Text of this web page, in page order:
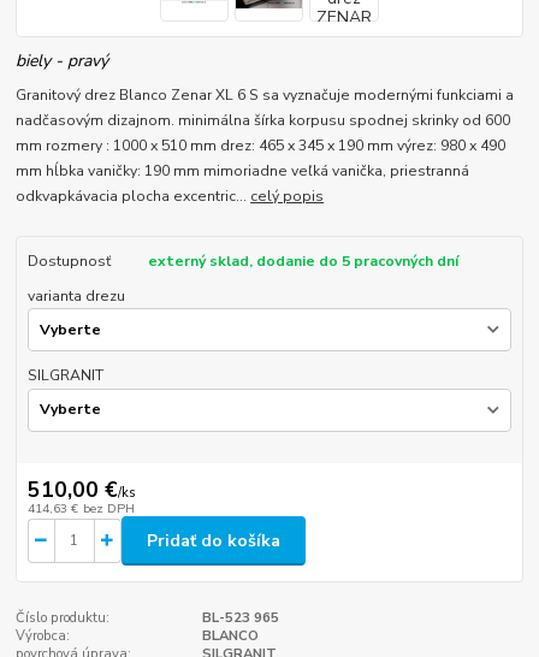
biely - pravý
Granitový drez Blanco Zenar XL 6 S sa vyznačuje modernými funkciami a
nadčasovým dizajnom. minimálna šírka korpusu spodnej skrinky od 600
mm rozmery : 1000 x 510 mm drez: 465 x 345 x 190 mm výrez: 980 x 490
mm hĺbka vaničky: 190 mm mimoriadne veľká vanička, priestranná
odkvapkávacia plocha excentric... celý popis
Dostupnosť
externý sklad, dodanie do 5 pracovných dní
varianta drezu
SILGRANIT
510,00 €/ks
414,63 € bez DPH
Pridať do košíka
Číslo produktu:
BL-523 965
Výrobca:
BLANCO